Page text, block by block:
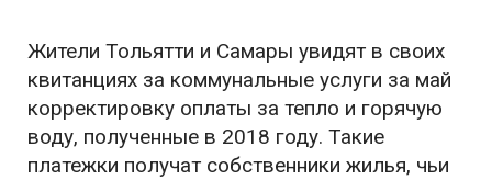
Жители Тольятти и Самары увидят в своих
квитанциях за коммунальные услуги за май
корректировку оплаты за тепло и горячую
воду, полученные в 2018 году. Такие
платежки получат собственники жилья, чьи